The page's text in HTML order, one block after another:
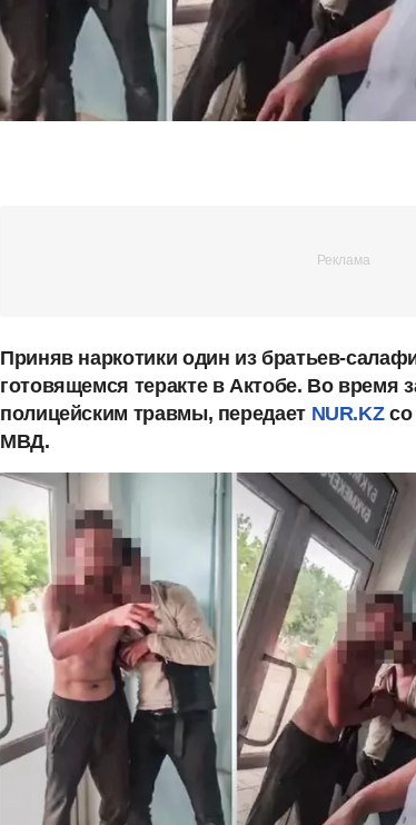
Приняв наркотики один из братьев-
готовящемся теракте в Актобе. Во время
полицейским травмы, передает NUR.KZсо
МВД.